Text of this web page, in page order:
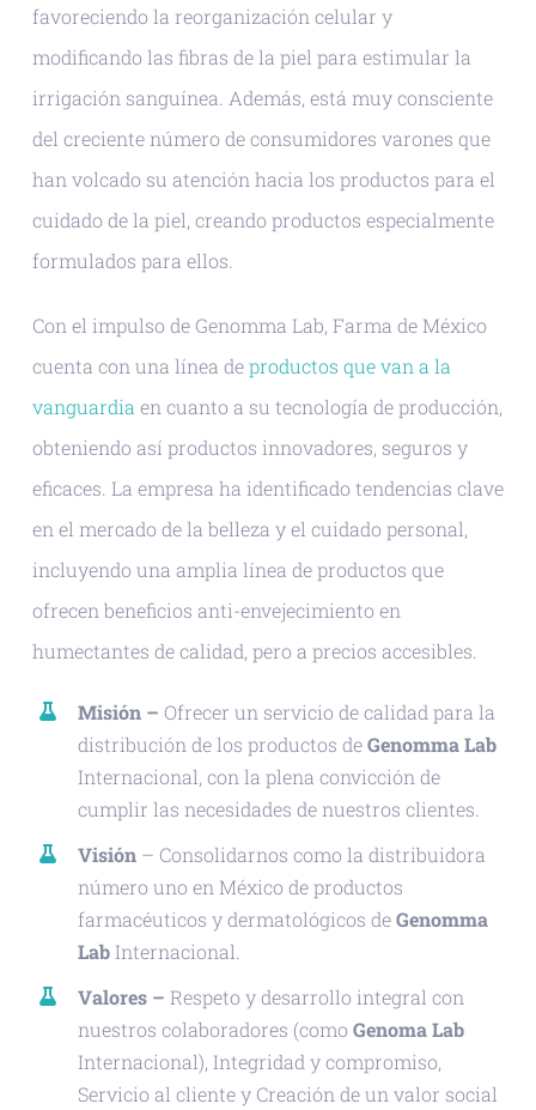
favoreciendo la reorganización celular y
modificando las fibras de la piel para estimular la
irrigación sanguínea. Además, está muy consciente
del creciente número de consumidores varones que
han volcado su atención hacia los productos para el
cuidado de la piel, creando productos especialmente
formulados para ellos.
Con el impulso de Genomma Lab, Farma de México
cuenta con una línea deproductos que van a la
vanguardia en cuanto a su tecnología de producción,
obteniendo así productos innovadores, seguros y
eficaces. La empresa ha identificado tendencias clave
en el mercado de la belleza y el cuidado personal,
incluyendo una amplia línea de productos que
ofrecen beneficios anti-envejecimiento en
humectantes de calidad, pero a precios accesibles.
Misión – Ofrecer un servicio de calidad para la
distribución de los productos deGenomma Lab
Internacional, con la plena convicción de
cumplir las necesidades de nuestros clientes.
Visión – Consolidarnos como la distribuidora
número uno en México de productos
farmacéuticos y dermatológicos deGenomma
Lab Internacional.
Valores – Respeto y desarrollo integral con
nuestros colaboradores (como Genoma Lab
Internacional), Integridad y compromiso,
Servicio al cliente y Creación de un valor social